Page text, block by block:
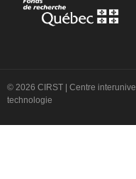
© 2026 CIRST | Centre
technologie